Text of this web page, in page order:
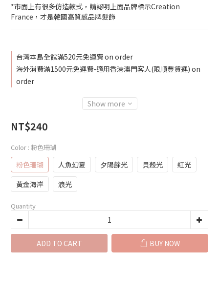
*市面上有很多仿造款式，請認明上面品牌標示Creation
France，才是韓國高質感品牌髮飾
台灣本島全館滿520元免運費 on order
海外消費滿1500元免運費-適用香港澳門客人(限順豐貨運) on
order
Show more
NT$240
Color : 粉色珊瑚
粉色珊瑚 人魚幻夏 夕陽餘光 貝殼光
紅光
黃金海岸
浪光
Quantity
ADD TO CART BUY NOW